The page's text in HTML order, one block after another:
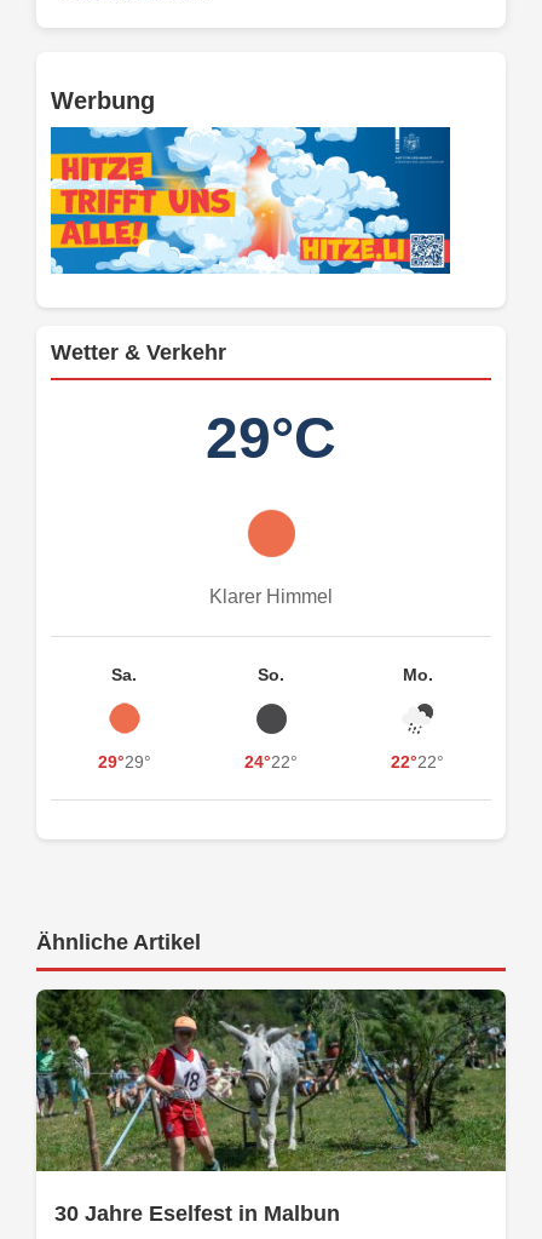
Werbung
Wetter & Verkehr
29°C
Klarer Himmel
Sa.
29°29°
So.
24°22°
Mo.
22°22°
Ähnliche Artikel
30 Jahre Eselfest in Malbun